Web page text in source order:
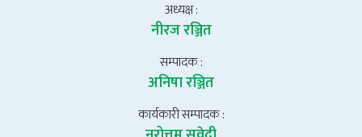
अध्यक्ष :
नीरज रञ्जित
सम्पादक :
अनिषा रञ्जित
कार्यकारी सम्पादक :